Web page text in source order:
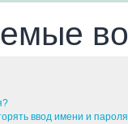
ввод имени и